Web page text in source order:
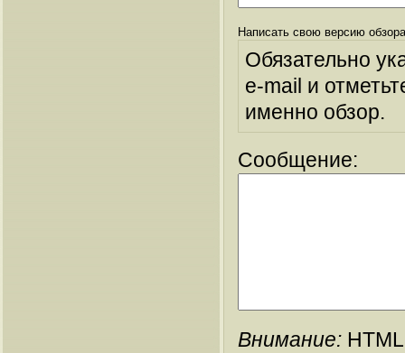
Написать свою версию
Обязательно
e-mail и
именно обзор.
Сообщение:
Внимание: